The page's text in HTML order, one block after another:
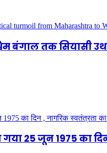
बंगाल तक
25 जून 1975 का